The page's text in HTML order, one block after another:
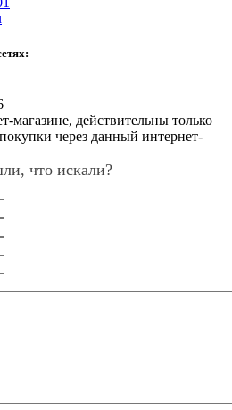
магазине, действительны только
через данный интернет-
что искали?